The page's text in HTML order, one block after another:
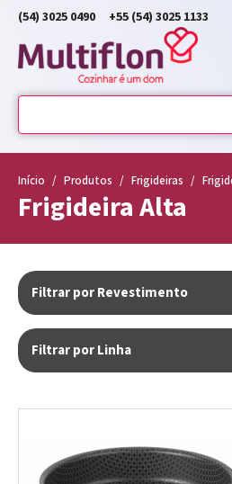
(54) 3025 0490 +55 (54) 3025 1133
Início / Produtos / Frigideiras /
Frigideira Alta
Filtrar por Revestimento
Filtrar por Linha